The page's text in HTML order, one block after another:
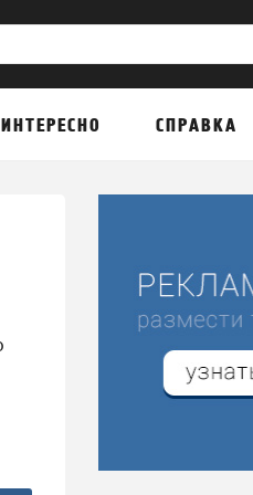
ИНТЕРЕСНО СПРАВКА